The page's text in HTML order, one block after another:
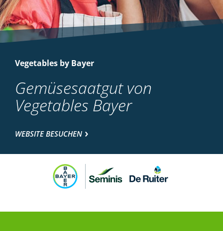
Vegetables by Bayer
Gemüsesaatgut von
Vegetables Bayer
WEBSITE BESUCHEN